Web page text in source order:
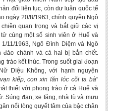
đối liên tục, còn dư luận quốc tế
ngày 20/8/1963, chính quyền Ngô
quan trọng và bắt giữ các vị
cùng một số sinh viên ở Huế và
11/1963, Ngô Đình Diệm và Ngô
chánh và cả hai bị bắn chết.
trào kết thúc. Trong suốt giai đoạn
Diệu Không, với hạnh nguyện
kiếp, con xin lăn lóc cõi ta bà”
thiết với phong trào ở cả Huế và
Súng đạn, xe tăng, nhà tù và mưu
nổi lòng quyết tâm của bậc chân